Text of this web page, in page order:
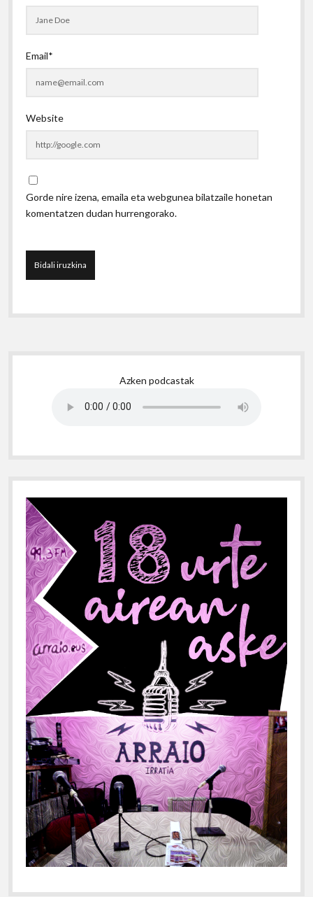
Email*
Website
Gorde nire izena, emaila eta webgunea bilatzaile honetan
komentatzen dudan hurrengorako.
Sidebar
Azken podcastak